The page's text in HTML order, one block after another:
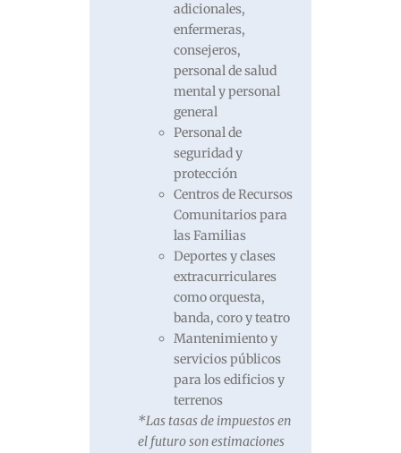
adicionales,
enfermeras,
consejeros,
personal de salud
mental y personal
general
Personal de
seguridad y
protección
Centros de Recursos
Comunitarios para
las Familias
Deportes y clases
extracurriculares
como orquesta,
banda, coro y teatro
Mantenimiento y
servicios públicos
para los edificios y
terrenos
*Las tasas de impuestos en
el futuro son estimaciones